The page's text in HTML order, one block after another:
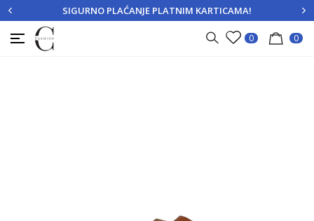
PRIJAVITE SE REGISTRUJTE SE
SIGURNO PLAĆANJE PLATNIM KARTICAMA!
0 0